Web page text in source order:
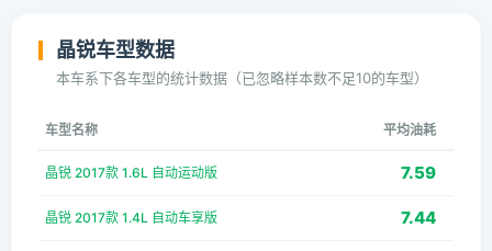
晶锐车型数据
本车系下各车型的统计数据（已忽略样本数不足10的车型）
车型名称 平均油耗
晶锐 2017款 1.6L 自动运动版 7.59
晶锐 2017款 1.4L 自动车享版 7.44